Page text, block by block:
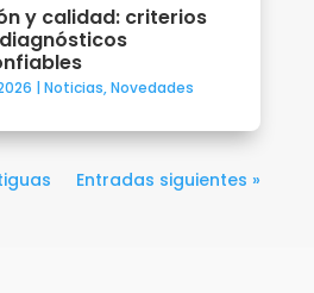
y calidad: criterios
| Noticias,Novedades
Entradas siguientes »